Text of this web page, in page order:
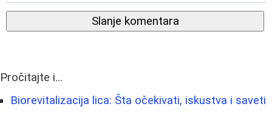
Slanje komentara
Pročitajte i...
Biorevitalizacija lica: Šta očekivati, iskustva i saveti